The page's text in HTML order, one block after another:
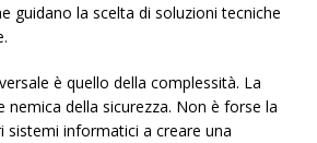
guidano la scelta di soluzioni tecniche
è quello della complessità. La
nemica della sicurezza. Non è forse la
sistemi informatici a creare una